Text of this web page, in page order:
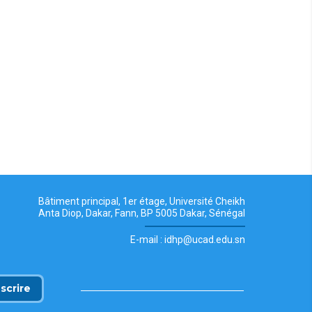
Bâtiment principal, 1er étage, Université Cheikh
Anta Diop, Dakar, Fann, BP 5005 Dakar, Sénégal
E-mail : idhp@ucad.edu.sn